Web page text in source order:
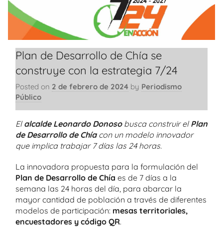
Plan de Desarrollo de Chía se
construye con la estrategia 7/24
Posted on 2 de febrero de 2024 by Periodismo
Público
El alcalde Leonardo Donosobusca construir el Plan
de Desarrollo de Chíacon un modelo innovador
que implica trabajar 7 días las 24 horas.
La innovadora propuesta para la formulación del
Plan de Desarrollo de Chía es de 7 días a la
semana las 24 horas del día, para abarcar la
mayor cantidad de población a través de diferentes
modelos de participación: mesas territoriales,
encuestadores y código QR.